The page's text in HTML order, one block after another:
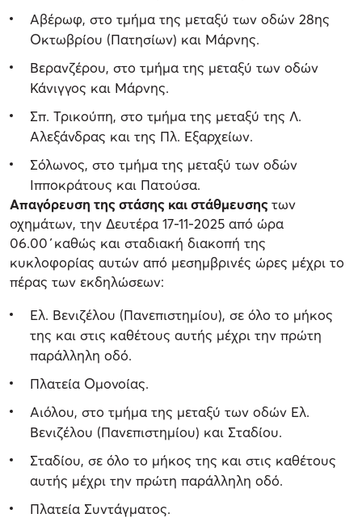
Αβέρωφ, στο τμήμα της μεταξύ των οδών 28ης
Οκτωβρίου (Πατησίων) και Μάρνης.
Βερανζέρου, στο τμήμα της μεταξύ των οδών
Κάνιγγος και Μάρνης.
Σπ. Τρικούπη, στο τμήμα της μεταξύ της Λ.
Αλεξάνδρας και της Πλ. Εξαρχείων.
Σόλωνος, στο τμήμα της μεταξύ των οδών
Ιπποκράτους και Πατούσα.
Απαγόρευση της στάσης και στάθμευσηςτων
οχημάτων, την Δευτέρα 17-11-2025 από ώρα
06.00΄καθώς και σταδιακή διακοπή της
κυκλοφορίας αυτών από μεσημβρινές ώρες μέχρι το
πέρας των εκδηλώσεων:
Ελ. Βενιζέλου (Πανεπιστημίου), σε όλο το μήκος
της και στις καθέτους αυτής μέχρι την πρώτη
παράλληλη οδό.
Πλατεία Ομονοίας.
Αιόλου, στο τμήμα της μεταξύ των οδών Ελ.
Βενιζέλου (Πανεπιστημίου) και Σταδίου.
Σταδίου, σε όλο το μήκος της και στις καθέτους
αυτής μέχρι την πρώτη παράλληλη οδό.
Πλατεία Συντάγματος.